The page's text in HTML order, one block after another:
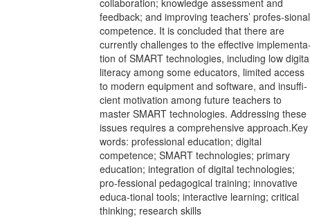
collaboration; knowledge assessment and
feedback; and improving teachers’ profes-sional
competence. It is concluded that there are
currently challenges to the effective
tion of SMART technologies, including low
literacy among some educators, limited access
to modern equipment and software, and insuffi-
cient motivation among future teachers to
master SMART technologies. Addressing these
issues requires a comprehensive approach.Key
words: professional education; digital
competence; SMART technologies; primary
education; integration of digital technologies;
pro-fessional pedagogical training; innovative
educa-tional tools; interactive learning; critical
thinking; research skills